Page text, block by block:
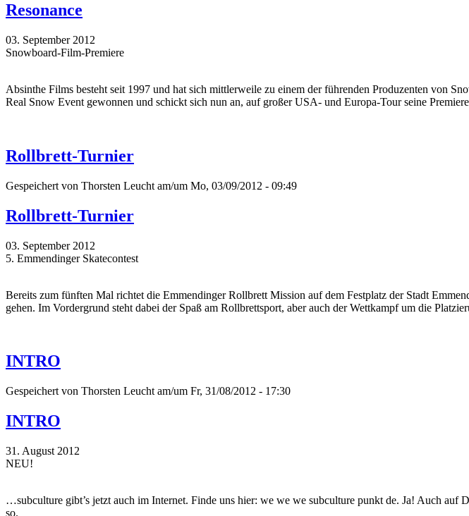
Resonance
03. September 2012
Snowboard-Film-Premiere
Absinthe Films besteht seit 1997 und hat sich mittlerweile zu einem der führenden Produzenten von
Real Snow Event gewonnen und schickt sich nun an, auf großer USA- und Europa-Tour seine
Rollbrett-Turnier
Gespeichert von Thorsten Leucht am/um Mo, 03/09/2012 - 09:49
Rollbrett-Turnier
03. September 2012
5. Emmendinger Skatecontest
Bereits zum fünften Mal richtet die Emmendinger Rollbrett Mission auf dem Festplatz der Stadt
gehen. Im Vordergrund steht dabei der Spaß am Rollbrettsport, aber auch der Wettkampf um die
INTRO
Gespeichert von Thorsten Leucht am/um Fr, 31/08/2012 - 17:30
INTRO
31. August 2012
NEU!
…subculture gibt’s jetzt auch im Internet. Finde uns hier: we we we subculture punkt de. Ja! Auch
so.